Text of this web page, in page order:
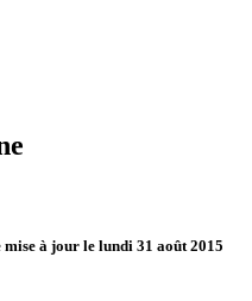
à jour le lundi 31 août 2015